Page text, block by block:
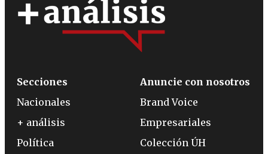
Secciones
Nacionales
+ análisis
Política
Anuncie con nosotros
Brand Voice
Empresariales
Colección ÚH